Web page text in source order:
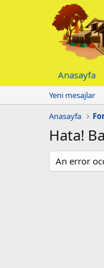
Anasayfa
Yeni mesajlar
Anasayfa
Hata!
An error